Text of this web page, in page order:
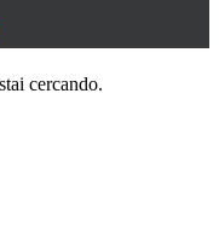
cercando.